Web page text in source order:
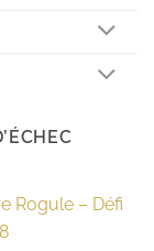
Rogule – Défi